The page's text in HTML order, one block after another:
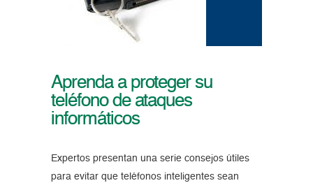
Aprenda a proteger su
teléfono de ataques
informáticos
Expertos presentan una serie consejos útiles
para evitar que teléfonos inteligentes sean